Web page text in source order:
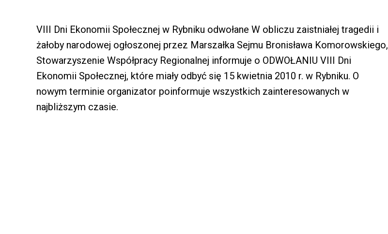
VIII Dni Ekonomii Społecznej w Rybniku odwołane W obliczu zaistniałej tragedii i
żałoby narodowej ogłoszonej przez Marszałka Sejmu Bronisława Komorowskiego,
Stowarzyszenie Współpracy Regionalnej informuje o ODWOŁANIU VIII Dni
Ekonomii Społecznej, które miały odbyć się 15 kwietnia 2010 r. w Rybniku. O
nowym terminie organizator poinformuje wszystkich zainteresowanych w
najbliższym czasie.